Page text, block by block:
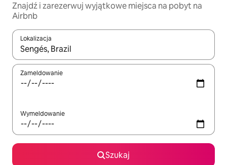
Znajdź i zarezerwuj wyjątkowe miejsca na pobyt na
Airbnb
Lokalizacja
Gdy wyniki będą dostępne, możesz poruszać się po nich za
Zameldowanie
Wymeldowanie
Szukaj